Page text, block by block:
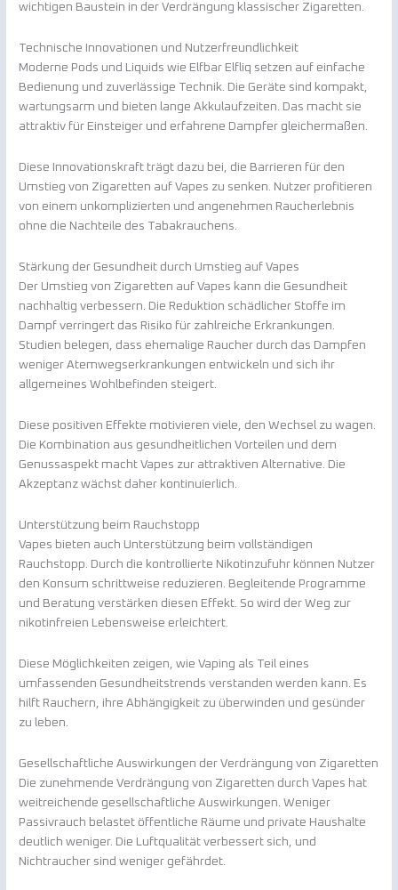
wichtigen Baustein in der Verdrängung klassischer Zigaretten.
Technische Innovationen und Nutzerfreundlichkeit
Moderne Pods und Liquids wie Elfbar Elfliq setzen auf einfache
Bedienung und zuverlässige Technik. Die Geräte sind kompakt,
wartungsarm und bieten lange Akkulaufzeiten. Das macht sie
attraktiv für Einsteiger und erfahrene Dampfer gleichermaßen.
Diese Innovationskraft trägt dazu bei, die Barrieren für den
Umstieg von Zigaretten auf Vapes zu senken. Nutzer profitieren
von einem unkomplizierten und angenehmen Raucherlebnis
ohne die Nachteile des Tabakrauchens.
Stärkung der Gesundheit durch Umstieg auf Vapes
Der Umstieg von Zigaretten auf Vapes kann die Gesundheit
nachhaltig verbessern. Die Reduktion schädlicher Stoffe im
Dampf verringert das Risiko für zahlreiche Erkrankungen.
Studien belegen, dass ehemalige Raucher durch das Dampfen
weniger Atemwegserkrankungen entwickeln und sich ihr
allgemeines Wohlbefinden steigert.
Diese positiven Effekte motivieren viele, den Wechsel zu wagen.
Die Kombination aus gesundheitlichen Vorteilen und dem
Genussaspekt macht Vapes zur attraktiven Alternative. Die
Akzeptanz wächst daher kontinuierlich.
Unterstützung beim Rauchstopp
Vapes bieten auch Unterstützung beim vollständigen
Rauchstopp. Durch die kontrollierte Nikotinzufuhr können Nutzer
den Konsum schrittweise reduzieren. Begleitende Programme
und Beratung verstärken diesen Effekt. So wird der Weg zur
nikotinfreien Lebensweise erleichtert.
Diese Möglichkeiten zeigen, wie Vaping als Teil eines
umfassenden Gesundheitstrends verstanden werden kann. Es
hilft Rauchern, ihre Abhängigkeit zu überwinden und gesünder
zu leben.
Gesellschaftliche Auswirkungen der Verdrängung von Zigaretten
Die zunehmende Verdrängung von Zigaretten durch Vapes hat
weitreichende gesellschaftliche Auswirkungen. Weniger
Passivrauch belastet öffentliche Räume und private Haushalte
deutlich weniger. Die Luftqualität verbessert sich, und
Nichtraucher sind weniger gefährdet.